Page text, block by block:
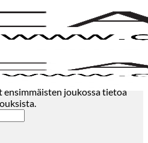
ensimmäisten joukossa tietoa